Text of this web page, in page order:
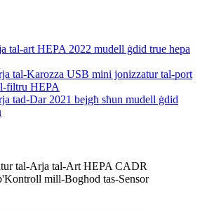
tal-art HEPA 2022 mudell ġdid true hepa
tal-Karozza USB mini jonizzatur tal-port
filtru HEPA
tad-Dar 2021 bejgħ sħun mudell ġdid